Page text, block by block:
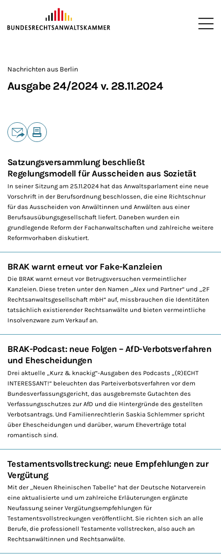
ZUM HAUPTINHALT SPRINGEN
Nachrichten aus Berlin
Ausgabe 24/2024 v. 28.11.2024
Teilen
Satzungsversammlung beschließt
Regelungsmodell für Ausscheiden aus Sozietät
In seiner Sitzung am 25.11.2024 hat das Anwaltsparlament eine neue
Vorschrift in der Berufsordnung beschlossen, die eine Richtschnur
für das Ausscheiden von Anwältinnen und Anwälten aus einer
Berufsausübungsgesellschaft liefert. Daneben wurden ein
grundlegende Reform der Fachanwaltschaften und zahlreiche weitere
Reformvorhaben diskutiert.
BRAK warnt erneut vor Fake-Kanzleien
Die BRAK warnt erneut vor Betrugsversuchen vermeintlicher
Kanzleien. Diese treten unter den Namen „Alex und Partner“ und „2F
Rechtsanwaltsgesellschaft mbH“ auf, missbrauchen die Identitäten
tatsächlich existierender Rechtsanwälte und bieten vermeintliche
Insolvenzware zum Verkauf an.
BRAK-Podcast: neue Folgen – AfD-Verbotsverfahren
und Ehescheidungen
Drei aktuelle „Kurz & knackig“-Ausgaben des Podcasts „(R)ECHT
INTERESSANT!“ beleuchten das Parteiverbotsverfahren vor dem
Bundesverfassungsgericht, das ausgebremste Gutachten des
Verfassungsschutzes zur AfD und die Hintergründe des gestellten
Verbotsantrags. Und Familienrechtlerin Saskia Schlemmer spricht
über Ehescheidungen und darüber, warum Eheverträge total
romantisch sind.
Testamentsvollstreckung: neue Empfehlungen zur
Vergütung
Mit der „Neuen Rheinischen Tabelle“ hat der Deutsche Notarverein
eine aktualisierte und um zahlreiche Erläuterungen ergänzte
Neufassung seiner Vergütungsempfehlungen für
Testamentsvollstreckungen veröffentlicht. Sie richten sich an alle
Berufe, die professionell Testamente vollstrecken, also auch an
Rechtsanwältinnen und Rechtsanwälte.